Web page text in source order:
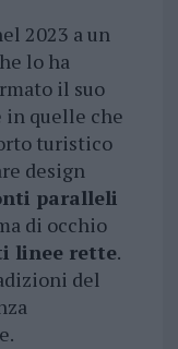
2023 a un
lo ha
il suo
in quelle che
turistico
design
paralleli
di occhio
linee rette.
del